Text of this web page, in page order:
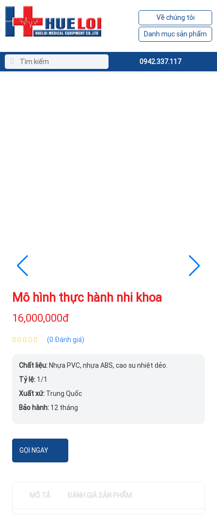
Về chúng tôi
Danh mục sản phẩm
0942.337.117
Mô hình thực hành nhi khoa
16,000,000đ
(0 Đánh giá)
Chất liệu: Nhựa PVC, nhựa ABS, cao su nhiệt dẻo.
Tỷ lệ: 1/1
Xuất xứ: Trung Quốc
Bảo hành: 12 tháng
GỌI NGAY
MÔ TẢ ĐÁNH GIÁ SẢN PHẨM